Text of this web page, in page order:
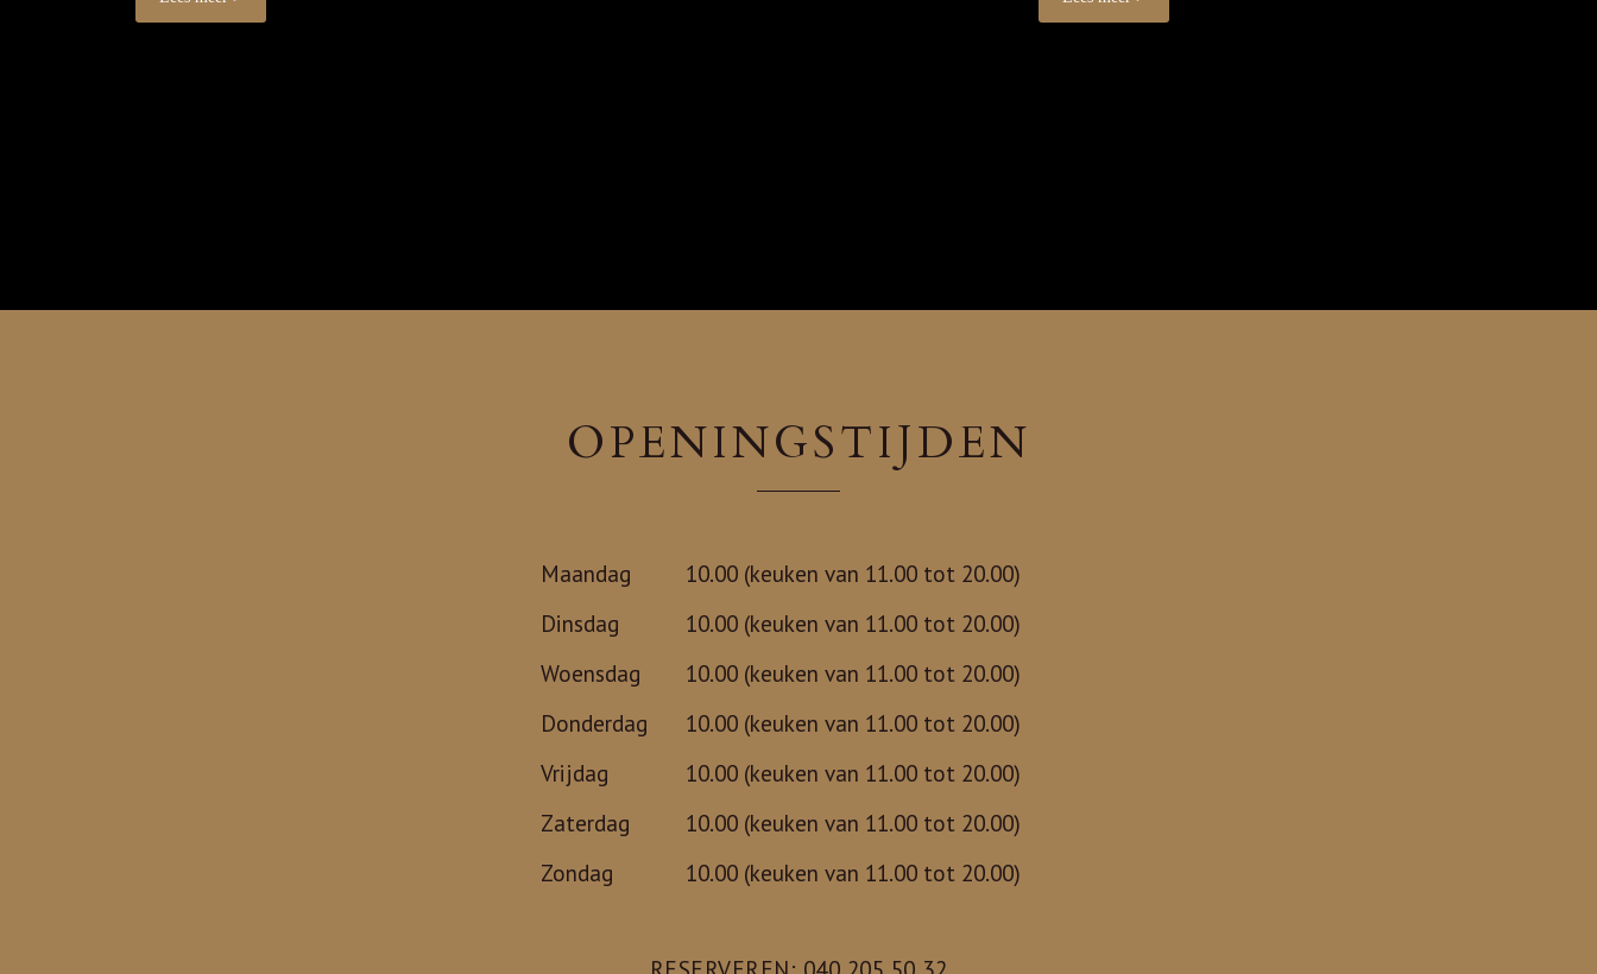
OPENINGSTIJDEN
Maandag
10.00 (keuken van 11.00 tot 20.00)
Dinsdag
10.00 (keuken van 11.00 tot 20.00)
Woensdag
10.00 (keuken van 11.00 tot 20.00)
Donderdag
10.00 (keuken van 11.00 tot 20.00)
Vrijdag
10.00 (keuken van 11.00 tot 20.00)
Zaterdag
10.00 (keuken van 11.00 tot 20.00)
Zondag
10.00 (keuken van 11.00 tot 20.00)